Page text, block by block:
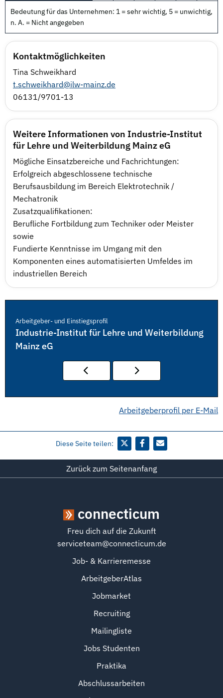
Bedeutung für das Unternehmen: 1 = sehr wichtig, 5 = unwichtig,
n. A. = Nicht angegeben
Kontaktmöglichkeiten
Tina Schweikhard
t.schweikhard@ilw-mainz.de
06131/9701-13
Weitere Informationen von Industrie-Institut
für Lehre und Weiterbildung Mainz eG
Mögliche Einsatzbereiche und Fachrichtungen:
Erfolgreich abgeschlossene technische
Berufsausbildung im Bereich Elektrotechnik /
Mechatronik
Zusatzqualifikationen:
Berufliche Fortbildung zum Techniker oder Meister
sowie
Fundierte Kenntnisse im Umgang mit den
Komponenten eines automatisierten Umfeldes im
industriellen Bereich
Arbeitgeber- und Einstiegsprofil
Industrie-Institut für Lehre und Weiterbildung
Mainz eG
Arbeitgeberprofil per E-Mail
Diese Seite teilen:
Zurück zum Seitenanfang
connecticum
Freu dich auf die Zukunft
serviceteam@connecticum.de
Job- & Karrieremesse
ArbeitgeberAtlas
Jobmarket
Recruiting
Mailingliste
Jobs Studenten
Praktika
Abschlussarbeiten